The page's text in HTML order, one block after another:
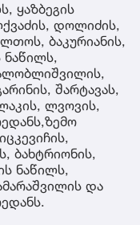
ყაზბეგის
დოლიძის,
ბაკურიანის,
ნაწილს,
შარტავას,
ლვოვის,
ბახტრიონის,
ნაწილს,
და